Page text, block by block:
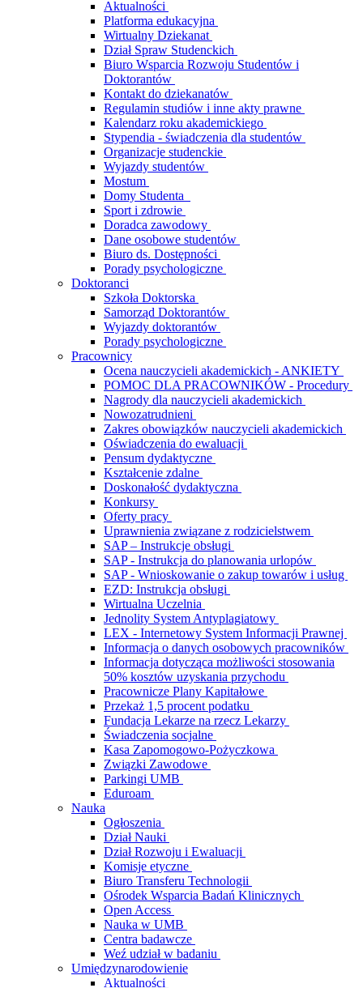
Aktualności
Platforma edukacyjna
Wirtualny Dziekanat
Dział Spraw Studenckich
Biuro Wsparcia Rozwoju Studentów i
Doktorantów
Kontakt do dziekanatów
Regulamin studiów i inne akty prawne
Kalendarz roku akademickiego
Stypendia - świadczenia dla studentów
Organizacje studenckie
Wyjazdy studentów
Mostum
Domy Studenta
Sport i zdrowie
Doradca zawodowy
Dane osobowe studentów
Biuro ds. Dostępności
Porady psychologiczne
Doktoranci
Szkoła Doktorska
Samorząd Doktorantów
Wyjazdy doktorantów
Porady psychologiczne
Pracownicy
Ocena nauczycieli akademickich - ANKIETY
POMOC DLA PRACOWNIKÓW - Procedury
Nagrody dla nauczycieli akademickich
Nowozatrudnieni
Zakres obowiązków nauczycieli akademickich
Oświadczenia do ewaluacji
Pensum dydaktyczne
Kształcenie zdalne
Doskonałość dydaktyczna
Konkursy
Oferty pracy
Uprawnienia związane z rodzicielstwem
SAP – Instrukcje obsługi
SAP - Instrukcja do planowania urlopów
SAP - Wnioskowanie o zakup towarów i usług
EZD: Instrukcja obsługi
Wirtualna Uczelnia
Jednolity System Antyplagiatowy
LEX - Internetowy System Informacji Prawnej
Informacja o danych osobowych pracowników
Informacja dotycząca możliwości stosowania
50% kosztów uzyskania przychodu
Pracownicze Plany Kapitałowe
Przekaż 1,5 procent podatku
Fundacja Lekarze na rzecz Lekarzy
Świadczenia socjalne
Kasa Zapomogowo-Pożyczkowa
Związki Zawodowe
Parkingi UMB
Eduroam
Nauka
Ogłoszenia
Dział Nauki
Dział Rozwoju i Ewaluacji
Komisje etyczne
Biuro Transferu Technologii
Ośrodek Wsparcia Badań Klinicznych
Open Access
Nauka w UMB
Centra badawcze
Weź udział w badaniu
Umiędzynarodowienie
Aktualności